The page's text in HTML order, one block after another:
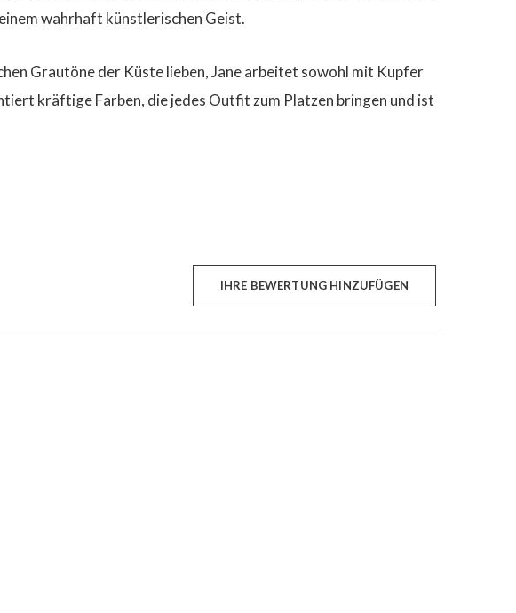
wahrhaft künstlerischen Geist.
Grautöne der Küste lieben, Jane arbeitet sowohl mit Kupfer
kräftige Farben, die jedes Outfit zum Platzen bringen und ist
IHRE BEWERTUNG HINZUFÜGEN